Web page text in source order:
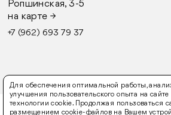
Ропшинская, 3-5
на карте →
+7 (962) 693 79 37
Для обеспечения оптимальной работы,
улучшения пользовательского опыта на
технологии cookie. Продолжая пользоваться
размещением cookie-файлов на Вашем
© 2016-2026